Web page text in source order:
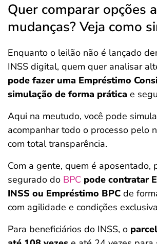
Quer comparar opções
mudanças? Veja como
Enquanto o leilão não é lançado
INSS digital, quem quer analisar
pode fazer uma Empréstimo
simulação de forma prática e
Aqui na meutudo, você pode
acompanhar todo o processo pelo
com total transparência.
Com a gente, quem é aposentado,
segurado do BPC pode contratar
INSS ou Empréstimo BPC de
com agilidade e condições
Para beneficiários do INSS, o